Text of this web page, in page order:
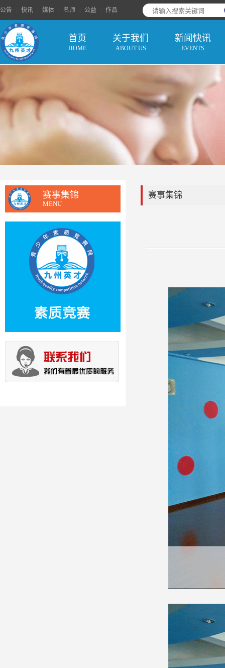
公告 快讯 媒体 名师 公益 作品
首页
HOME
关于我们
ABOUT US
新闻快讯
EVENTS
赛事集锦
MENU
赛事集锦